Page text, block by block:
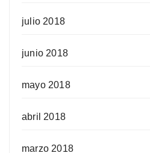
julio 2018
junio 2018
mayo 2018
abril 2018
marzo 2018